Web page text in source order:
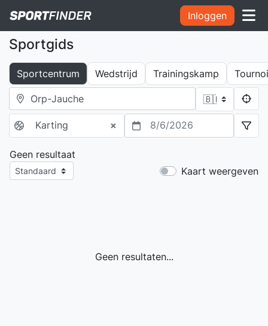
Inloggen
Sportgids
Sportcentrum Wedstrijd Trainingskamp
×
Karting 8/6/2026
Geen resultaat
Kaart weergeven
Geen resultaten...